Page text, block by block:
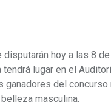
hoy a las 8
tendrá lugar en el
ganadores del
masculina.